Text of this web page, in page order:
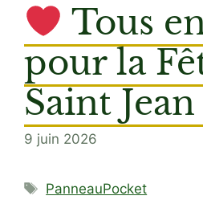
Tous
pour la
Saint Jean
9 juin 2026
Étiquettes
PanneauPocket